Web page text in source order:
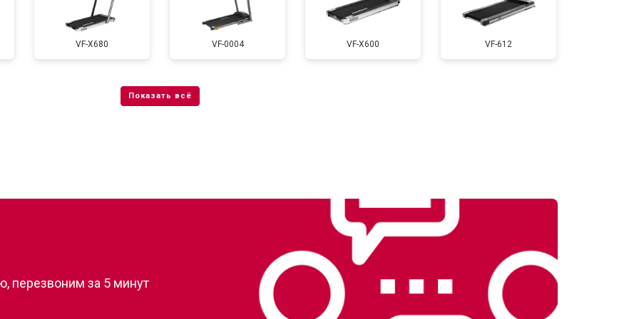
от 40 мин от 900 ₽
VF-X680 VF-0004 VF-X600 VF-612
перезвоним за 5 минут